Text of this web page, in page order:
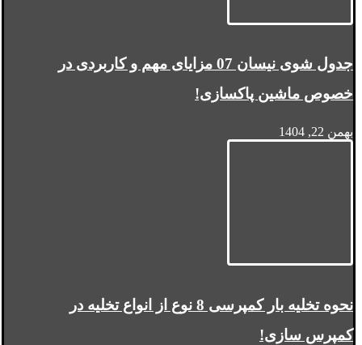
جدول شوی نیسان 07 مزایای مهم و کاربردی در
خصوص ماشین پاکسازی!
بهمن 22, 1404
نحوه تخلیه بار کمپرسی 8 نوع از انواع تخلیه در
کمپرس سازی!